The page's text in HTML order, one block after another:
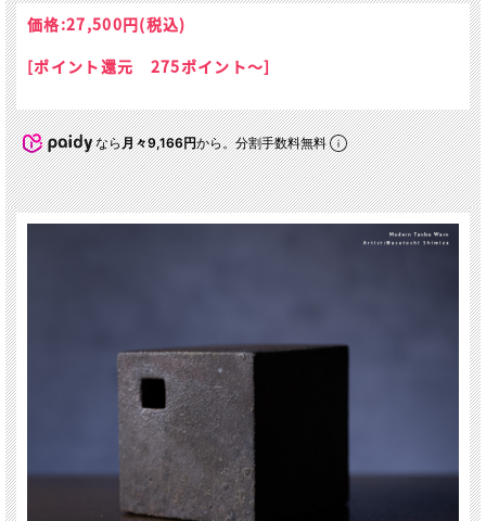
価格:27,500円(税込)
[ポイント還元 275ポイント～]
なら月々9,166円から。分割手数料無料